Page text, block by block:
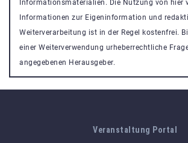
Informationsmaterialien. Die Nutzung von hier
Informationen zur Eigeninformation und
Weiterverarbeitung ist in der Regel kostenfrei.
einer Weiterverwendung urheberrechtliche
angegebenen Herausgeber.
Veranstaltung Portal